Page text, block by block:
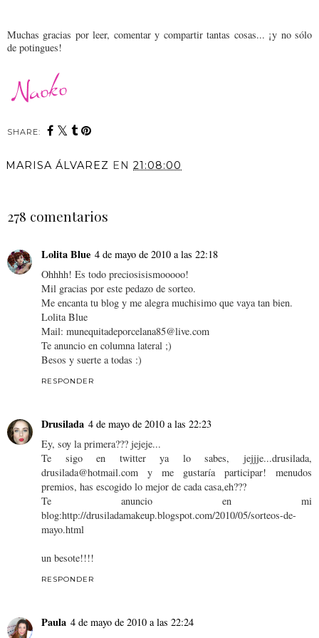
Muchas gracias por leer, comentar y compartir tantas cosas... ¡y no sólo
de potingues!
SHARE:
MARISA ÁLVAREZ EN 21:08:00
278 comentarios
Lolita Blue 4 de mayo de 2010 a las 22:18
Ohhhh! Es todo preciosisismooooo!
Mil gracias por este pedazo de sorteo.
Me encanta tu blog y me alegra muchisimo que vaya tan bien.
Lolita Blue
Mail: munequitadeporcelana85@live.com
Te anuncio en columna lateral ;)
Besos y suerte a todas :)
RESPONDER
Drusilada 4 de mayo de 2010 a las 22:23
Ey, soy la primera??? jejeje...
Te sigo en twitter ya lo sabes, jejjje...drusilada,
drusilada@hotmail.com y me gustaría participar! menudos
premios, has escogido lo mejor de cada casa,eh???
Te anuncio en mi
blog:http://drusiladamakeup.blogspot.com/2010/05/sorteos-de-
mayo.html
un besote!!!!
RESPONDER
Paula 4 de mayo de 2010 a las 22:24